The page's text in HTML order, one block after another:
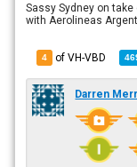
Sassy Sydney on
with Aerolineas
4 of VH-VBD
Darren